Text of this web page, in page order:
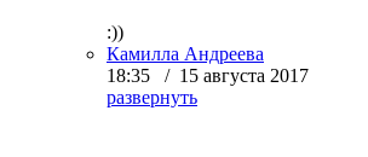
:))
Камилла Андреева
18:35 / 15 августа 2017
развернуть